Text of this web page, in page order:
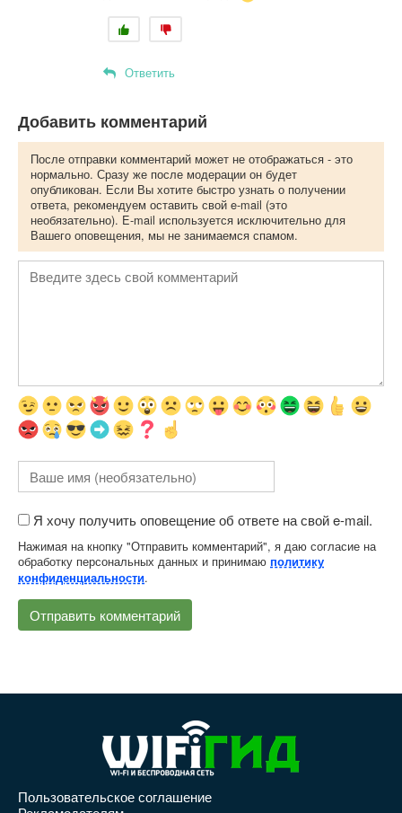
Ответить
Добавить комментарий
После отправки комментарий может не отображаться - это
нормально. Сразу же после модерации он будет
опубликован. Если Вы хотите быстро узнать о получении
ответа, рекомендуем оставить свой e-mail (это
необязательно). E-mail используется исключительно для
Вашего оповещения, мы не занимаемся спамом.
Я хочу получить оповещение об ответе на свой e-mail.
Нажимая на кнопку "Отправить комментарий", я даю согласие на
обработку персональных данных и принимаю политику
конфиденциальности.
Пользовательское соглашение